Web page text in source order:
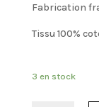
Fabrication
Tissu 100%
3 en stock